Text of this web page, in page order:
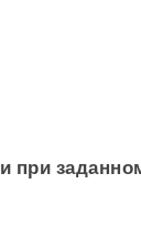
при